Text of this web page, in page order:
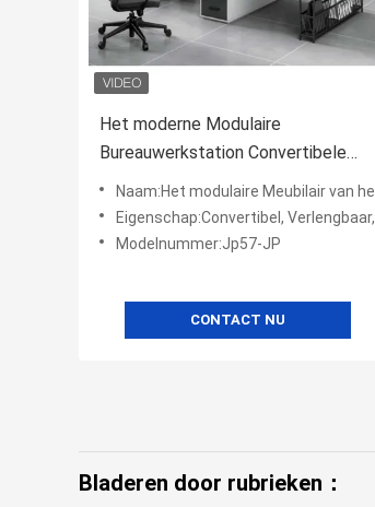
Het moderne Modulaire
Bureauwerkstation Convertibele
Verlengbare Draaien
Naam:Het modulaire Meubilair van het de Computerwerkstation van het Bureauwerkstation voor Modern
Eigenschap:Convertibel, Verlengbaar, het Draaien
Modelnummer:Jp57-JP
CONTACT NU
Bladeren door rubrieken：